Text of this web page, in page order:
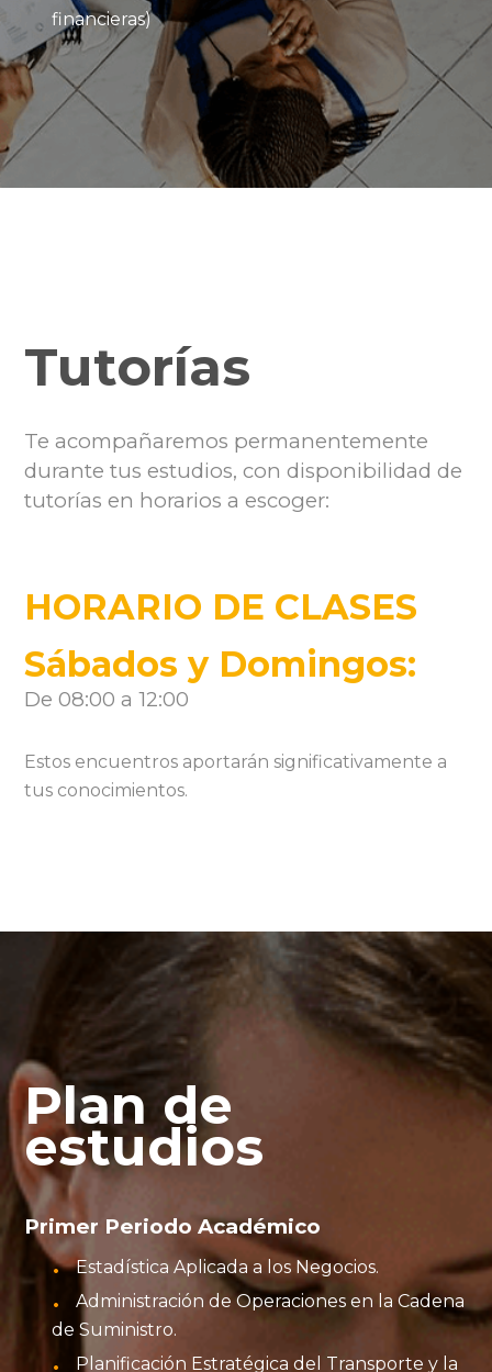
financieras)
Tutorías
Te acompañaremos permanentemente
durante tus estudios, con disponibilidad de
tutorías en horarios a escoger:
HORARIO DE CLASES
Sábados y Domingos:
De 08:00 a 12:00
Estos encuentros aportarán significativamente a
tus conocimientos.
Plan de
estudios
Primer Periodo Académico
Estadística Aplicada a los Negocios.
Administración de Operaciones en la Cadena
de Suministro.
Planificación Estratégica del Transporte y la